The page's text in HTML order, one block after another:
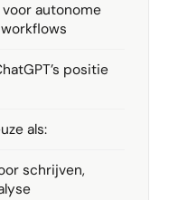
autonome
positie
als:
schrijven,